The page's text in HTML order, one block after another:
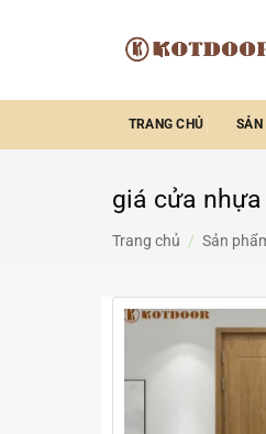
TRANG CHỦ SẢN
giá cửa
Trang chủ / Sản